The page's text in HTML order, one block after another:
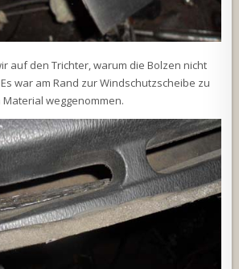
auf den Trichter, warum die Bolzen nicht
war am Rand zur Windschutzscheibe zu
Material weggenommen.